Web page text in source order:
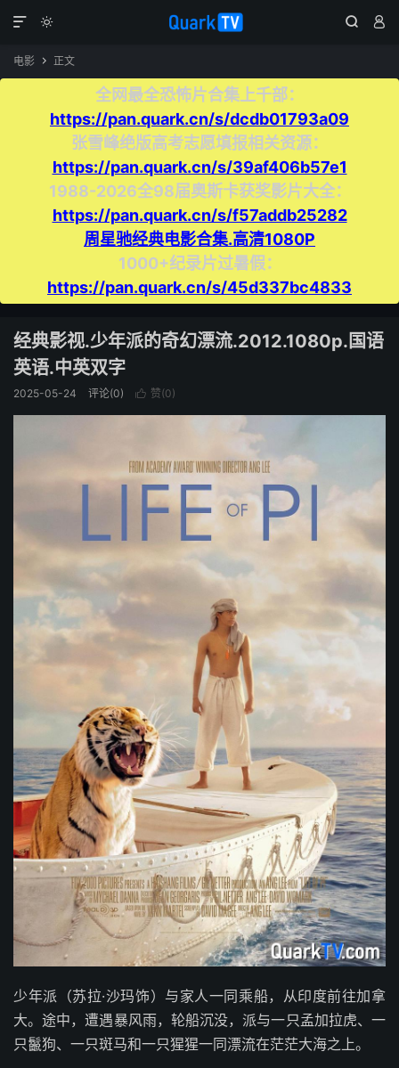
  

电影  正文
全网最全恐怖片合集上千部：
https://pan.quark.cn/s/dcdb01793a09
张雪峰绝版高考志愿填报相关资源：
https://pan.quark.cn/s/39af406b57e1
1988-2026全98届奥斯卡获奖影片大全：
https://pan.quark.cn/s/f57addb25282
周星驰经典电影合集.高清1080P
1000+纪录片过暑假：
https://pan.quark.cn/s/45d337bc4833
经典影视.少年派的奇幻漂流.2012.1080p.国语
英语.中英双字
2025-05-24 评论(0)  赞(0)
少年派（苏拉·沙玛饰）与家人一同乘船，从印度前往加拿
大。途中，遭遇暴风雨，轮船沉没，派与一只孟加拉虎、一
只鬣狗、一只斑马和一只猩猩一同漂流在茫茫大海之上。